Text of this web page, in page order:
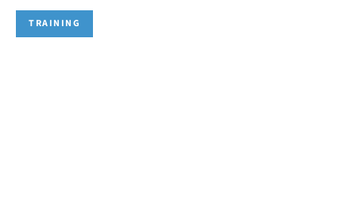
TRAINING